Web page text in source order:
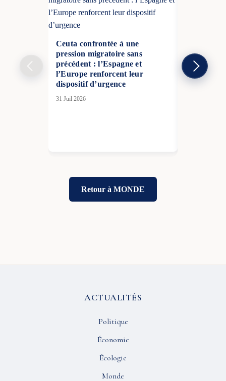
Ceuta confrontée à une
pression migratoire sans
précédent : l’Espagne et
l’Europe renforcent leur
dispositif d’urgence
31 Juil 2026
Retour à MONDE
ACTUALITÉS
Politique
Économie
Écologie
Monde